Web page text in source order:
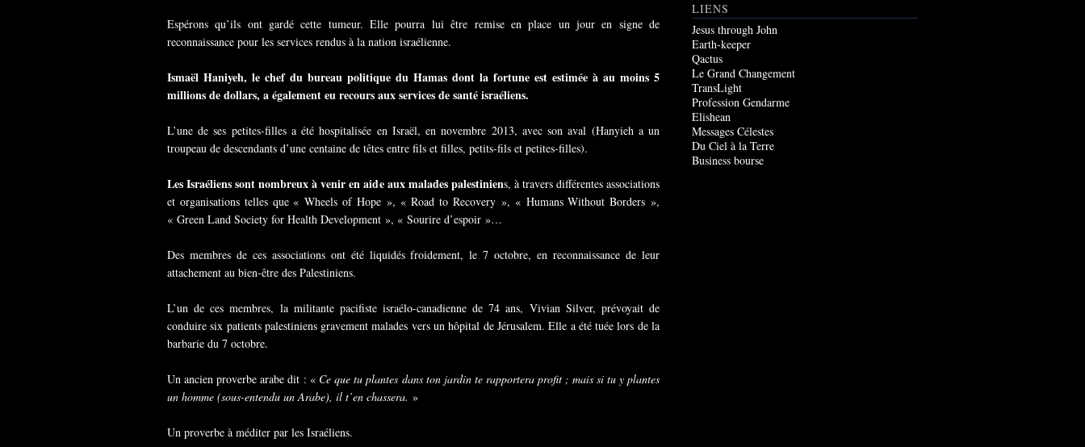
Espérons qu’ils ont gardé cette tumeur. Elle pourra lui être remise en place un jour en signe de
reconnaissance pour les services rendus à la nation israélienne.
Ismaël Haniyeh, le chef du bureau politique du Hamas dont la fortune est estimée à au moins 5
millions de dollars, a également eu recours aux services de santé israéliens.
L’une de ses petites-filles a été hospitalisée en Israël, en novembre 2013, avec son aval (Hanyieh a un
troupeau de descendants d’une centaine de têtes entre fils et filles, petits-fils et petites-filles).
Les Israéliens sont nombreux à venir en aide aux malades palestiniens, à travers différentes associations
et organisations telles que « Wheels of Hope », « Road to Recovery », « Humans Without Borders »,
« Green Land Society for Health Development », « Sourire d’espoir »…
Des membres de ces associations ont été liquidés froidement, le 7 octobre, en reconnaissance de leur
attachement au bien-être des Palestiniens.
L’un de ces membres, la militante pacifiste israélo-canadienne de 74 ans, Vivian Silver, prévoyait de
conduire six patients palestiniens gravement malades vers un hôpital de Jérusalem. Elle a été tuée lors de la
barbarie du 7 octobre.
Un ancien proverbe arabe dit : « Ce que tu plantes dans ton jardin te rapportera profit ; mais si tu y plantes
un homme (sous-entendu un Arabe), il t’en chassera. »
Un proverbe à méditer par les Israéliens.
LIENS
Jesus through John
Earth-keeper
Qactus
Le Grand Changement
TransLight
Profession Gendarme
Elishean
Messages Célestes
Du Ciel à la Terre
Business bourse